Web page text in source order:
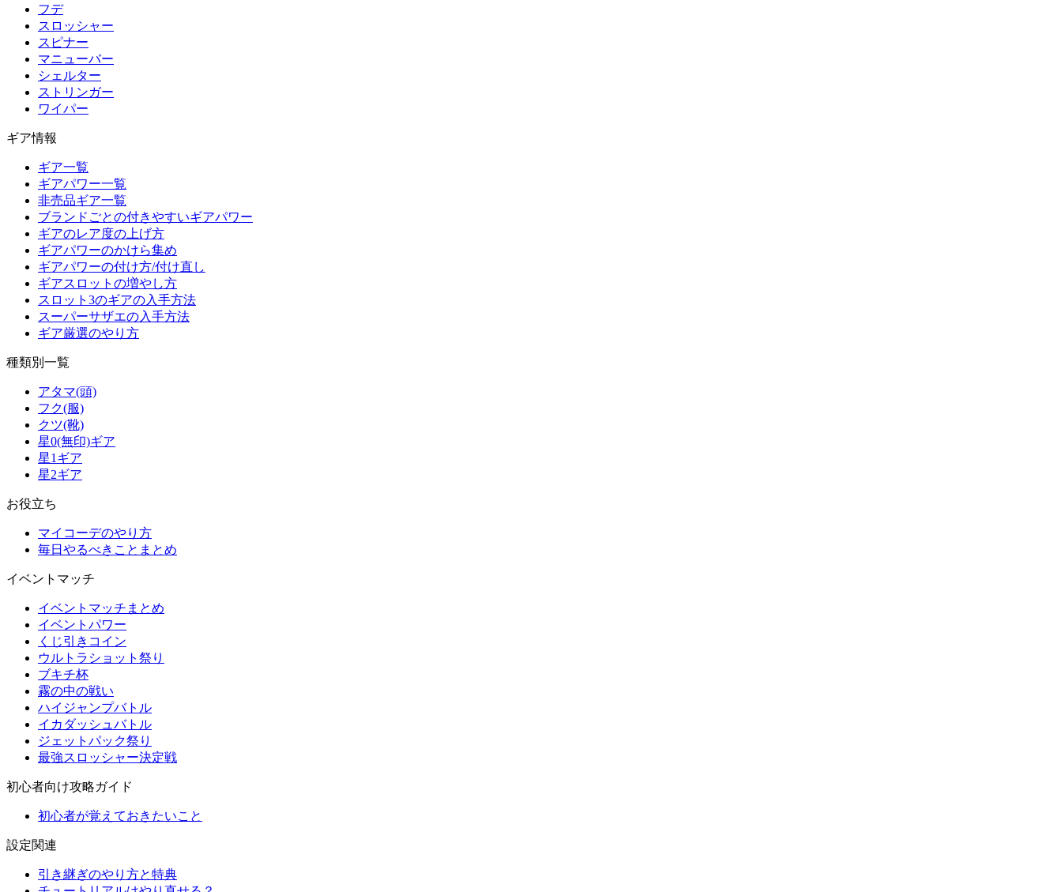
フデ
スロッシャー
スピナー
マニューバー
シェルター
ストリンガー
ワイパー
ギア情報
ギア一覧
ギアパワー一覧
非売品ギア一覧
ブランドごとの付きやすいギアパワー
ギアのレア度の上げ方
ギアパワーのかけら集め
ギアパワーの付け方/付け直し
ギアスロットの増やし方
スロット3のギアの入手方法
スーパーサザエの入手方法
ギア厳選のやり方
種類別一覧
アタマ(頭)
フク(服)
クツ(靴)
星0(無印)ギア
星1ギア
星2ギア
お役立ち
マイコーデのやり方
毎日やるべきことまとめ
イベントマッチ
イベントマッチまとめ
イベントパワー
くじ引きコイン
ウルトラショット祭り
ブキチ杯
霧の中の戦い
ハイジャンプバトル
イカダッシュバトル
ジェットパック祭り
最強スロッシャー決定戦
初心者向け攻略ガイド
初心者が覚えておきたいこと
設定関連
引き継ぎのやり方と特典